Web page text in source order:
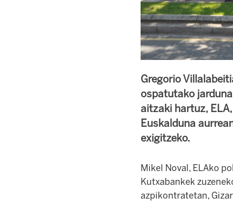
Gregorio
ospatutako
aitzaki hartuz,
Euskalduna
exigitzeko.
Mikel Noval, ELAko
Kutxabankek
azpikontratetan,